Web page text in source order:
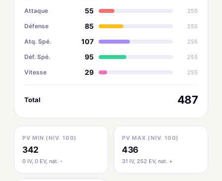
Attaque 55 255
Défense 85 255
Atq. Spé. 107 255
Déf. Spé. 95 255
Vitesse 29 255
Total 487
PV MIN (NIV. 100)
342
0 IV, 0 EV, nat. -
PV MAX (NIV. 100)
436
31 IV, 252 EV, nat. +